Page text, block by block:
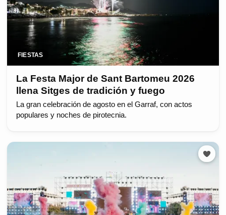
FIESTAS
La Festa Major de Sant Bartomeu 2026
llena Sitges de tradición y fuego
La gran celebración de agosto en el Garraf, con actos
populares y noches de pirotecnia.